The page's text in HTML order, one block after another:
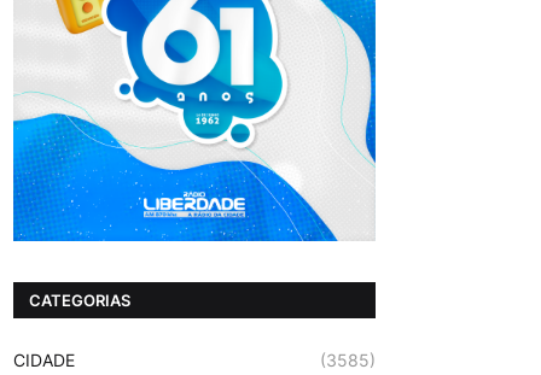
CATEGORIAS
CIDADE (3585)